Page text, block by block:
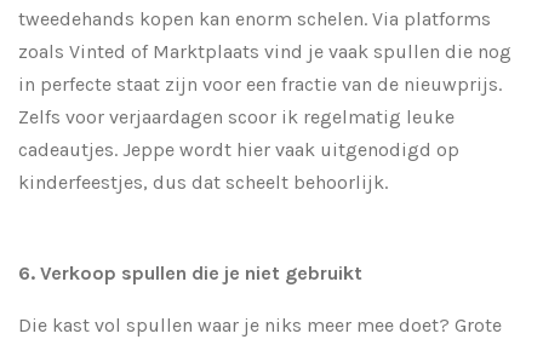
tweedehands kopen kan enorm schelen. Via platforms
zoals Vinted of Marktplaats vind je vaak spullen die nog
in perfecte staat zijn voor een fractie van de nieuwprijs.
Zelfs voor verjaardagen scoor ik regelmatig leuke
cadeautjes. Jeppe wordt hier vaak uitgenodigd op
kinderfeestjes, dus dat scheelt behoorlijk.
6. Verkoop spullen die je niet gebruikt
Die kast vol spullen waar je niks meer mee doet? Grote